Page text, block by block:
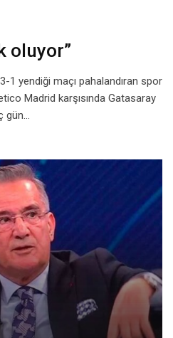
oluyor”
1 yendiği maçı pahalandıran spor
Madrid karşısında Gatasaray
gün…